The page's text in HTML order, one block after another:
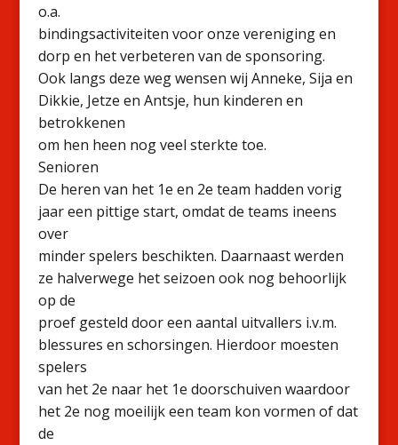
o.a.
bindingsactiviteiten voor onze vereniging en
dorp en het verbeteren van de sponsoring.
Ook langs deze weg wensen wij Anneke, Sija en
Dikkie, Jetze en Antsje, hun kinderen en
betrokkenen
om hen heen nog veel sterkte toe.
Senioren
De heren van het 1e en 2e team hadden vorig
jaar een pittige start, omdat de teams ineens
over
minder spelers beschikten. Daarnaast werden
ze halverwege het seizoen ook nog behoorlijk
op de
proef gesteld door een aantal uitvallers i.v.m.
blessures en schorsingen. Hierdoor moesten
spelers
van het 2e naar het 1e doorschuiven waardoor
het 2e nog moeilijk een team kon vormen of dat
de